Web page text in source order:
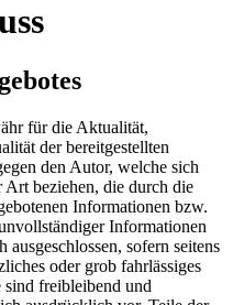
für die Aktualität,
der bereitgestellten
den Autor, welche sich
Art beziehen, die durch die
Informationen bzw.
Informationen
sofern seitens
oder grob fahrlässiges
freibleibend und